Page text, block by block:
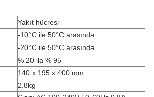
Yakıt hücresi
-10°C ile 50°C arasında
-20°C ile 50°C arasında
% 20 ila % 95
140 x 195 x 400 mm
2.8kg